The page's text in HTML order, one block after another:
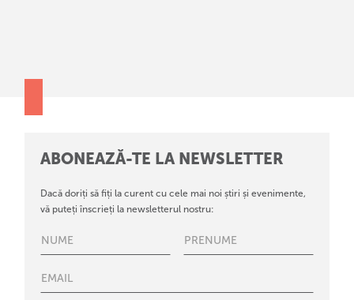
ABONEAZĂ-TE LA NEWSLETTER
Dacă doriți să fiți la curent cu cele mai noi știri și evenimente,
vă puteți înscrieți la newsletterul nostru: